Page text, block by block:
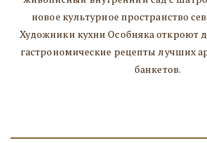
новое культурное пространство
Художники кухни Особняка откроют
гастрономические рецепты лучших
банкетов.